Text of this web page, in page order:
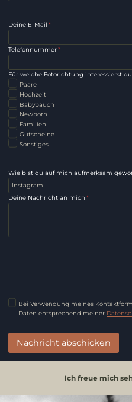
Deine E-Mail *
Telefonnummer*
Für welche Fotorichtung interessierst
Paare
Hochzeit
Babybauch
Newborn
Familien
Gutscheine
Sonstiges
Wie bist du auf mich aufmerksam
Deine Nachricht an mich *
Bei Verwendung meines
Daten entsprechend meiner
Nachricht abschicken
Ich freue mich